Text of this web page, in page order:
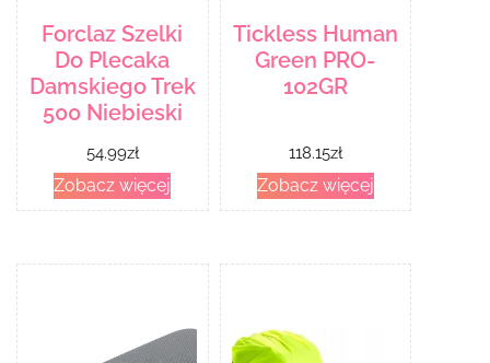
Forclaz Szelki
Do Plecaka
Damskiego Trek
500 Niebieski
54.99zł
Zobacz więcej
Tickless Human
Green PRO-
102GR
118.15zł
Zobacz więcej